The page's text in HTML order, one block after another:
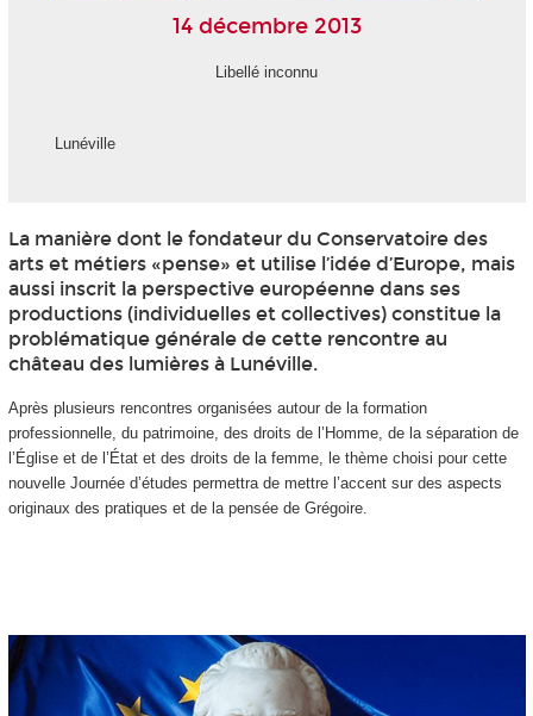
14 décembre 2013
Libellé inconnu
Lunéville
La manière dont le fondateur du Conservatoire des
arts et métiers «pense» et utilise l’idée d’Europe, mais
aussi inscrit la perspective européenne dans ses
productions (individuelles et collectives) constitue la
problématique générale de cette rencontre au
château des lumières à Lunéville.
Après plusieurs rencontres organisées autour de la formation
professionnelle, du patrimoine, des droits de l’Homme, de la séparation de
l’Église et de l’État et des droits de la femme, le thème choisi pour cette
nouvelle Journée d’études permettra de mettre l’accent sur des aspects
originaux des pratiques et de la pensée de Grégoire.